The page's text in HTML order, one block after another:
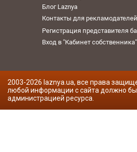
Блог Laznya
Контакты для рекламодателей
Регистрация представителя
Вход в "Кабинет собственника"
2003-2026 laznya.ua, все права
любой информации с сайта должно
администрацией ресурса.